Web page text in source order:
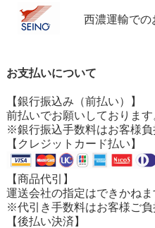
西濃運輸での
お支払いについて
【銀行振込み（前払い）】
前払いでお願いしております
※銀行振込手数料はお客様負
【クレジットカード払い】
【商品代引】
運送会社の指定はできかねま
※代引き手数料はお客様ご負
【後払い決済】